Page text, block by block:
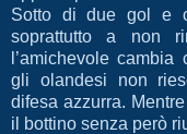
Sotto di due gol e
soprattutto a non
l’amichevole
gli olandesi non
difesa azzurra.
il bottino senza però